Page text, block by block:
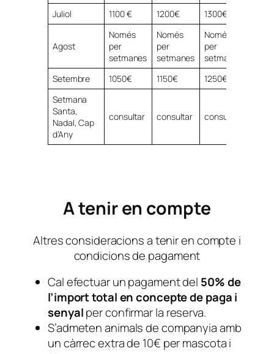
Juliol
1100 € 1200€ 1300€
Agost
Només
per
setmanes
Només
per
setmanes
Només
per
setmanes
Setembre 1050€ 1150€ 1250€
Setmana
Santa,
Nadal, Cap
d’Any
consultar consultar consultar
A tenir en compte
Altres consideracions a tenir en compte i
condicions de pagament
Cal efectuar un pagament del 50% de
l’import total en concepte de paga i
senyalper confirmar la reserva.
S’admeten animals de companyia amb
un càrrec extra de 10€ per mascota i